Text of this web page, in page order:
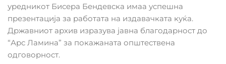
уредникот Бисера Бендевска имаа успешна
презентација за работата на издавачката куќа.
Државниот архив изразува јавна благодарност до
“Арс Ламина” за покажаната општествена
одговорност.